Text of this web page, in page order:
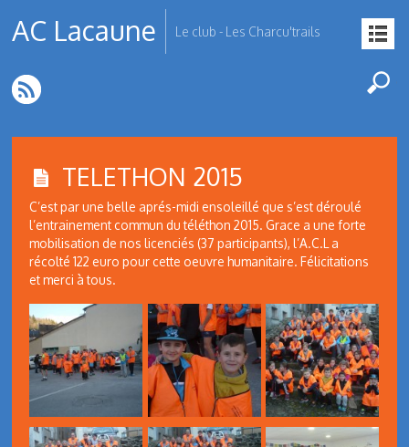
AC Lacaune Le club - Les Charcu'trails
TELETHON 2015
C’est par une belle aprés-midi ensoleillé que s’est déroulé
l’entrainement commun du téléthon 2015. Grace a une forte
mobilisation de nos licenciés (37 participants), l’A.C.L a
récolté 122 euro pour cette oeuvre humanitaire. Félicitations
et merci à tous.